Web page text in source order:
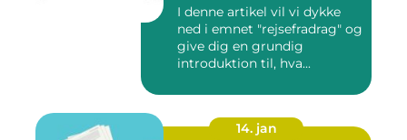
I denne artikel vil vi dykke
ned i emnet "rejsefradrag" og
give dig en grundig
introduktion til, hva...
14. jan